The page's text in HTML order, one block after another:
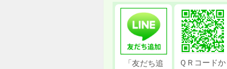
「友だち追
ＱＲコードか